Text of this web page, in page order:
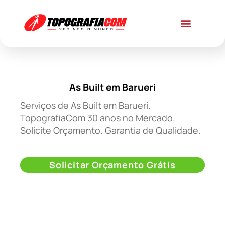
As Built em Barueri
Serviços de As Built em Barueri.
TopografiaCom 30 anos no Mercado.
Solicite Orçamento. Garantia de Qualidade.
Solicitar Orçamento Grátis